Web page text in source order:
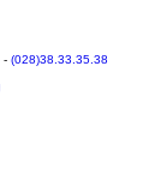
- (028)38.33.35.38